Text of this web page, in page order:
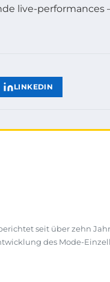
LINKEDIN
seit über zehn
des Mode-